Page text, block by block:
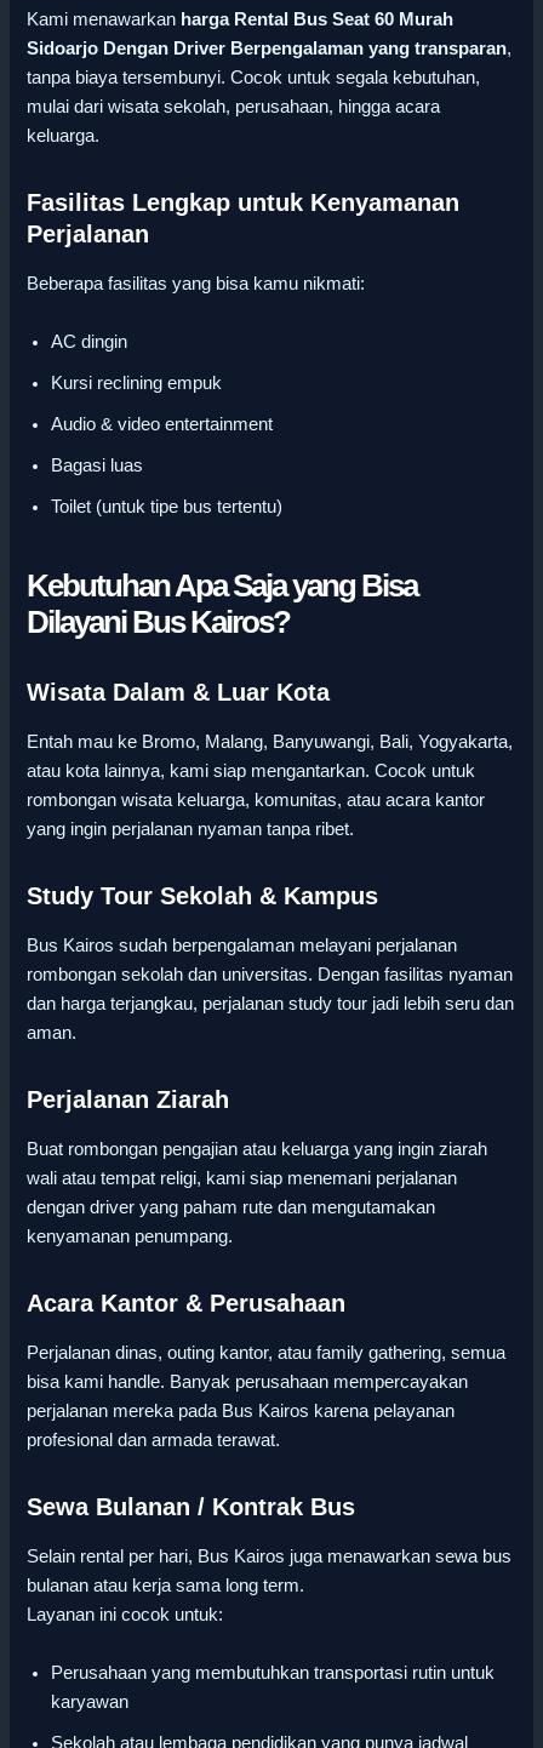
Kami menawarkan harga Rental Bus Seat 60 Murah
Sidoarjo Dengan Driver Berpengalaman yang transparan,
tanpa biaya tersembunyi. Cocok untuk segala kebutuhan,
mulai dari wisata sekolah, perusahaan, hingga acara
keluarga.
Fasilitas Lengkap untuk Kenyamanan
Perjalanan
Beberapa fasilitas yang bisa kamu nikmati:
AC dingin
Kursi reclining empuk
Audio & video entertainment
Bagasi luas
Toilet (untuk tipe bus tertentu)
Kebutuhan Apa Saja yang Bisa
Dilayani Bus Kairos?
Wisata Dalam & Luar Kota
Entah mau ke Bromo, Malang, Banyuwangi, Bali, Yogyakarta,
atau kota lainnya, kami siap mengantarkan. Cocok untuk
rombongan wisata keluarga, komunitas, atau acara kantor
yang ingin perjalanan nyaman tanpa ribet.
Study Tour Sekolah & Kampus
Bus Kairos sudah berpengalaman melayani perjalanan
rombongan sekolah dan universitas. Dengan fasilitas nyaman
dan harga terjangkau, perjalanan study tour jadi lebih seru dan
aman.
Perjalanan Ziarah
Buat rombongan pengajian atau keluarga yang ingin ziarah
wali atau tempat religi, kami siap menemani perjalanan
dengan driver yang paham rute dan mengutamakan
kenyamanan penumpang.
Acara Kantor & Perusahaan
Perjalanan dinas, outing kantor, atau family gathering, semua
bisa kami handle. Banyak perusahaan mempercayakan
perjalanan mereka pada Bus Kairos karena pelayanan
profesional dan armada terawat.
Sewa Bulanan / Kontrak Bus
Selain rental per hari, Bus Kairos juga menawarkan sewa bus
bulanan atau kerja sama long term.
Layanan ini cocok untuk:
Perusahaan yang membutuhkan transportasi rutin untuk
karyawan
Sekolah atau lembaga pendidikan yang punya jadwal